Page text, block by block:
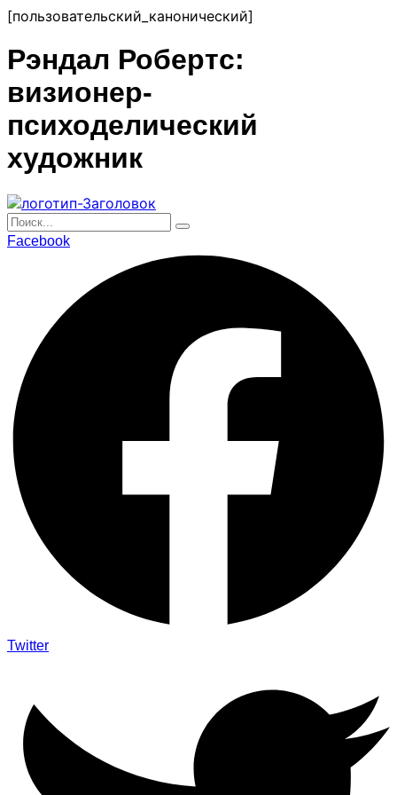
перейти
[пользовательский_канонический]
Рэндал Робертс:
визионер-
психоделический
художник
Facebook
Twitter